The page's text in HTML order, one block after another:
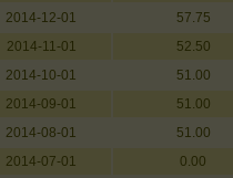
2014-12-01
57.75
2014-11-01
52.50
2014-10-01
51.00
2014-09-01
51.00
2014-08-01
51.00
2014-07-01
0.00